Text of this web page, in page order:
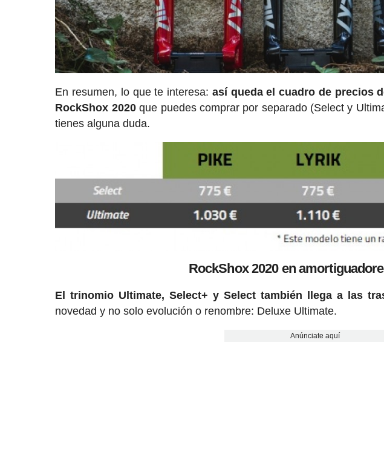
En resumen, lo que te interesa: así queda el cuadro de precios
RockShox 2020que puedes comprar por separado (Select y
tienes alguna duda.
RockShox 2020 en
El trinomio Ultimate, Select+ y Select también llega a las
novedad y no solo evolución o renombre: Deluxe Ultimate.
Anúnciate aquí